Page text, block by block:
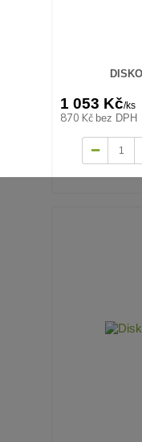
1 053 Kč/ks
870 Kč bez DPH